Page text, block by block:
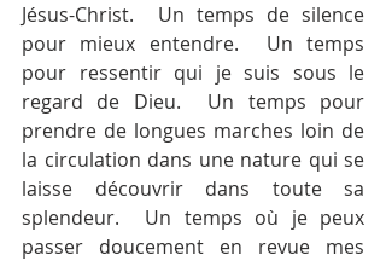
Jésus-Christ.  Un temps de silence
pour mieux entendre.  Un temps
pour ressentir qui je suis sous le
regard de Dieu.  Un temps pour
prendre de longues marches loin de
la circulation dans une nature qui se
laisse découvrir dans toute sa
splendeur.  Un temps où je peux
passer doucement en revue mes